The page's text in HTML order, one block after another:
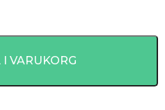
I VARUKORG